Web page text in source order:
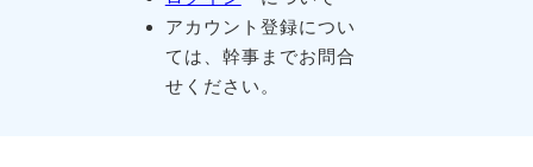
アカウント登録につい
ては、幹事までお問合
せください。